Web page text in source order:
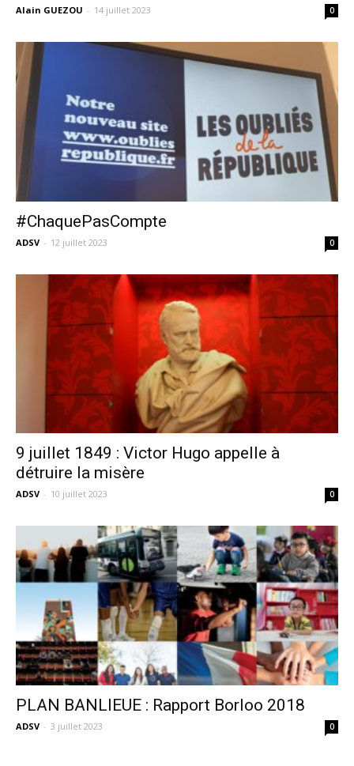
Alain GUEZOU - 14 juillet 2023 0
#ChaquePasCompte
ADSV - 12 juillet 2023 0
9 juillet 1849 : Victor Hugo appelle à
détruire la misère
ADSV - 10 juillet 2023 0
PLAN BANLIEUE : Rapport Borloo 2018
ADSV - 3 juillet 2023 0